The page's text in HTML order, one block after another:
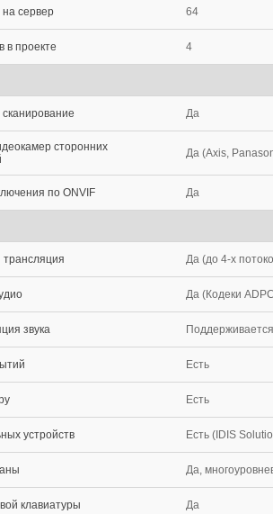
на сервер 64
в проекте 4
Да
сторонних
Да (Axis,
по ONVIF Да
трансляция Да (до 4-х
Да (Кодеки
звука Поддерживается
Есть
Есть
устройств Есть (IDIS
Да,
клавиатуры Да